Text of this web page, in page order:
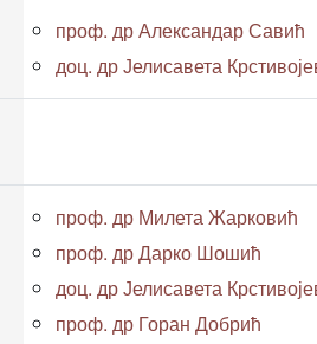
проф. др Александар Савић
доц. др Јелисавета
проф. др Милета Жарковић
проф. др Дарко Шошић
доц. др Јелисавета
проф. др Горан Добрић